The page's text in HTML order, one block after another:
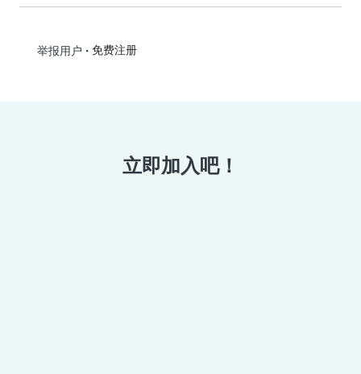
举报用户 • 免费注册
立即加入吧！